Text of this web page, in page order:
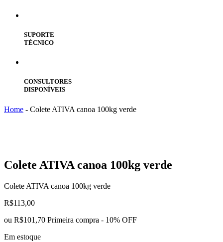
SUPORTE
TÉCNICO
CONSULTORES
DISPONÍVEIS
Home - Colete ATIVA canoa 100kg verde
Colete ATIVA canoa 100kg verde
Colete ATIVA canoa 100kg verde
R$113,00
ou R$101,70 Primeira compra - 10% OFF
Em estoque